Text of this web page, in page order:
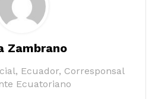
Zambrano
Ecuador, Corresponsal
Ecuatoriano